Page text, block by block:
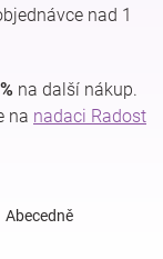
nad 1
na další nákup.
na nadaci Radost
Abecedně